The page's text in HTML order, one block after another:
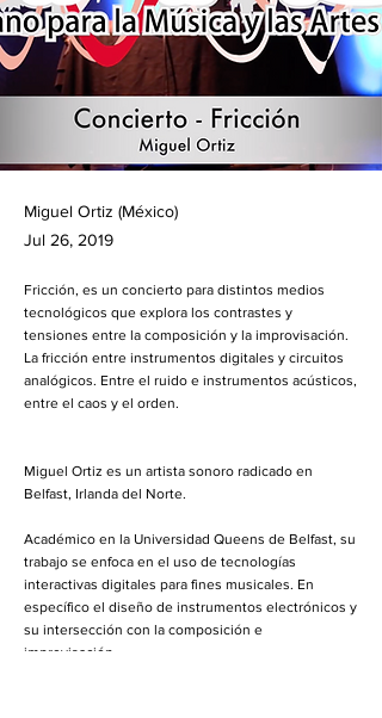
Miguel Ortiz (México)
Jul 26, 2019
Fricción, es un concierto para distintos medios
tecnológicos que explora los contrastes y
tensiones entre la composición y la improvisación.
La fricción entre instrumentos digitales y circuitos
analógicos. Entre el ruido e instrumentos acústicos,
entre el caos y el orden.
Miguel Ortiz es un artista sonoro radicado en
Belfast, Irlanda del Norte.
Académico en la Universidad Queens de Belfast, su
trabajo se enfoca en el uso de tecnologías
interactivas digitales para fines musicales. En
específico el diseño de instrumentos electrónicos y
su intersección con la composición e
improvisación.